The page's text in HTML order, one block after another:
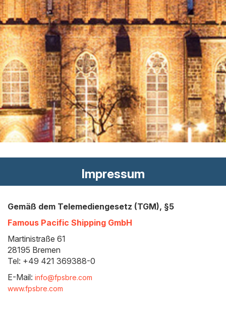
Impressum
Gemäß dem Telemediengesetz (TGM), §5
Famous Pacific Shipping GmbH
Martinistraße 61
28195 Bremen
Tel: +49 421 369388-0
E-Mail: info@fpsbre.com
www.fpsbre.com